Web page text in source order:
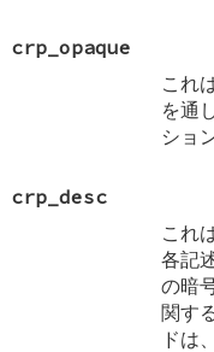
crp_opaque
これ
を通
ショ
crp_desc
これ
各記
の暗
関す
ドは